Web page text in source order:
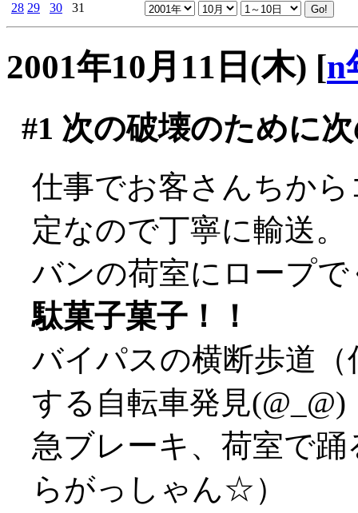
28 29 30 31
2001年10月11日(木) [n
#1 次の破壊のために
仕事でお客さんちか
定なので丁寧に輸送。
バンの荷室にロープ
駄菓子菓子！！
バイパスの横断歩道
する自転車発見(@_@)
急ブレーキ、荷室で
らがっしゃん☆）